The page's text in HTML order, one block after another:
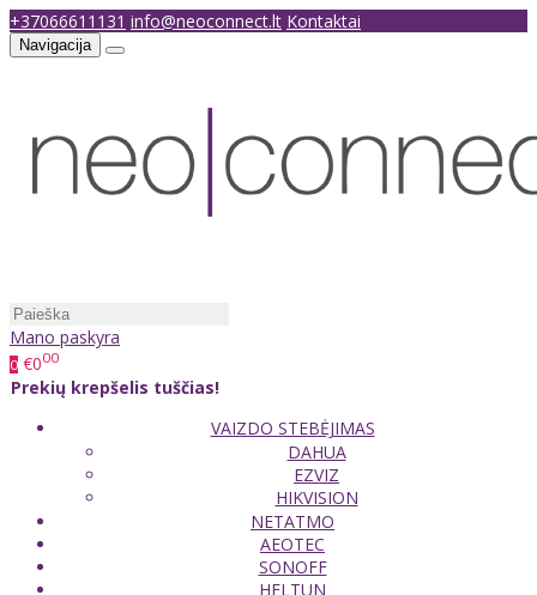
+37066611131 info@neoconnect.lt Kontaktai
Navigacija
Mano paskyra
0 €000
Prekių krepšelis tuščias!
VAIZDO STEBĖJIMAS
DAHUA
EZVIZ
HIKVISION
NETATMO
AEOTEC
SONOFF
HELTUN